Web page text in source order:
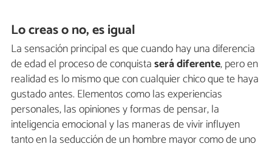
Lo creas o no, es igual
La sensación principal es que cuando hay una diferencia
de edad el proceso de conquistaserá diferente, pero en
realidad es lo mismo que con cualquier chico que te haya
gustado antes. Elementos como las experiencias
personales, las opiniones y formas de pensar, la
inteligencia emocional y las maneras de vivir influyen
tanto en la seducción de un hombre mayor como de uno